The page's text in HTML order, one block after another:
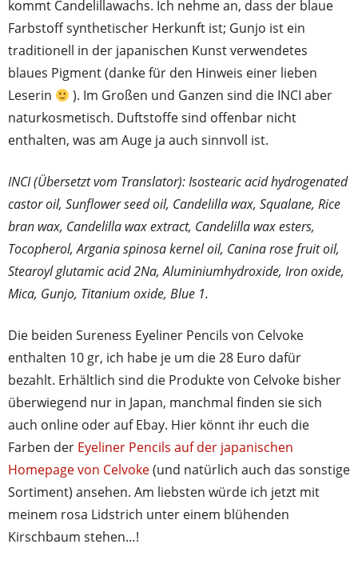
kommt Candelillawachs. Ich nehme an, dass der blaue
Farbstoff synthetischer Herkunft ist; Gunjo ist ein
traditionell in der japanischen Kunst verwendetes
blaues Pigment (danke für den Hinweis einer lieben
Leserin
). Im Großen und Ganzen sind die INCI aber
naturkosmetisch. Duftstoffe sind offenbar nicht
enthalten, was am Auge ja auch sinnvoll ist.
INCI (Übersetzt vom Translator): Isostearic acid hydrogenated
castor oil, Sunflower seed oil, Candelilla wax, Squalane, Rice
bran wax, Candelilla wax extract, Candelilla wax esters,
Tocopherol, Argania spinosa kernel oil, Canina rose fruit oil,
Stearoyl glutamic acid 2Na, Aluminiumhydroxide, Iron oxide,
Mica, Gunjo, Titanium oxide, Blue 1.
Die beiden Sureness Eyeliner Pencils von Celvoke
enthalten 10 gr, ich habe je um die 28 Euro dafür
bezahlt. Erhältlich sind die Produkte von Celvoke bisher
überwiegend nur in Japan, manchmal finden sie sich
auch online oder auf Ebay. Hier könnt ihr euch die
Farben der Eyeliner Pencils auf der japanischen
Homepage von Celvoke(und natürlich auch das sonstige
Sortiment) ansehen. Am liebsten würde ich jetzt mit
meinem rosa Lidstrich unter einem blühenden
Kirschbaum stehen…!